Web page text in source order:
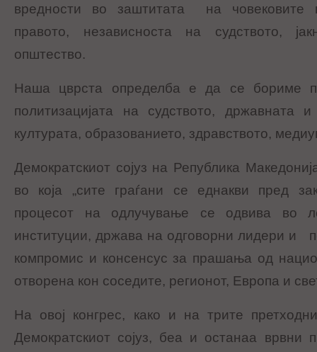
вредности во заштитата на човековите
правото, независноста на судството,
општество.
Наша цврста определба е да се бориме
политизацијата на судството, државната и
културата, образованието, здравството,
Демократскиот сојуз на Република
во која „сите граѓани се еднакви пред
процесот на одлучување се одвива во
институции, држава на одговорни лидери и
компромис и консенсус за прашања од
отворена кон соседите, регионот, Европа и
На овој конгрес, како и на трите
Демократскиот сојуз, беа и останаа врвни